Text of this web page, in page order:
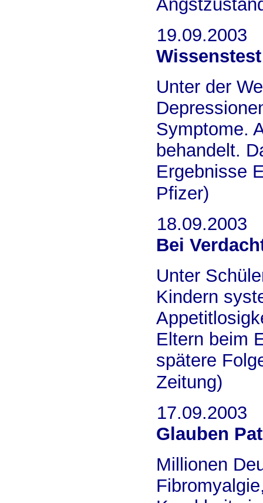
19.09.2003
Wissenstest
Unter der
Symptome.
behandelt.
Ergebnisse
Pfizer)
18.09.2003
Bei
Unter
Kindern
Eltern beim
spätere
Zeitung)
17.09.2003
Glauben
Millionen